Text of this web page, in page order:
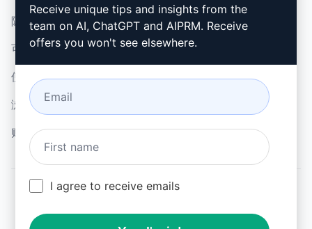
隐私政策 (en)
可接受使用政策 (en)
使用条款 (en)
浏览器扩展术语 (en)
账单条款 (en)
如何安装 (en)
谷歌浏览器 (en)
微软边缘 (en)
All logos, trademarks, and registered trademarks are the
Receive unique tips and insights from the
team on AI, ChatGPT and AIPRM. Receive
offers you won't see elsewhere.
I agree to receive emails